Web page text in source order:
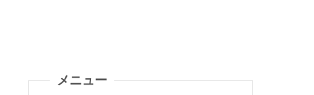
メニュー